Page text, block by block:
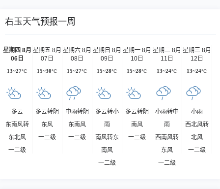
右玉天气预报一周
星期四 8月
06日
13~27°C
多云
东南风转
东北风
一二级
星期五 8月
07日
15~30°C
多云转阴
东风
一二级
星期六 8月
08日
15~27°C
中雨转阴
东南风
一二级
星期日 8月
09日
15~28°C
多云转小
雨
南风转东
南风
一二级
星期一 8月
10日
15~28°C
多云转阴
南风
一二级
星期二 8月
11日
13~24°C
小雨转中
雨
西南风转
东风
一二级
星期三 8月
12日
13~24°C
小雨
西北风转
北风
一二级